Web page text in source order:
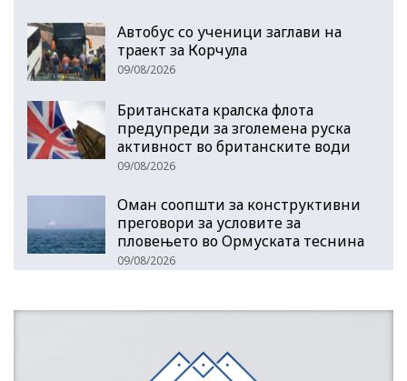
Автобус со ученици заглави на
траект за Корчула
09/08/2026
Британската кралска флота
предупреди за зголемена руска
активност во британските води
09/08/2026
Оман соопшти за конструктивни
преговори за условите за
пловењето во Ормуската теснина
09/08/2026